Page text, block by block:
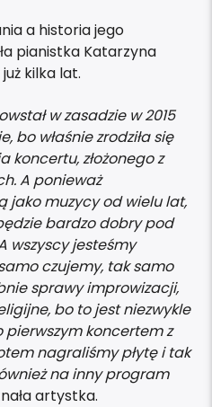
a historia jego
pianistka Katarzyna
kilka lat.
w zasadzie w 2015
bo właśnie zrodziła się
koncertu, złożonego z
A ponieważ
jako muzycy od wielu lat,
bardzo dobry pod
wszyscy jesteśmy
czujemy, tak samo
sprawy improwizacji,
bo to jest niezwykle
pierwszym koncertem z
nagraliśmy płytę i tak
na inny program
artystka.